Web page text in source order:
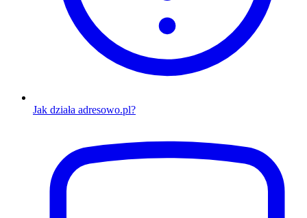
Jak działa adresowo.pl?